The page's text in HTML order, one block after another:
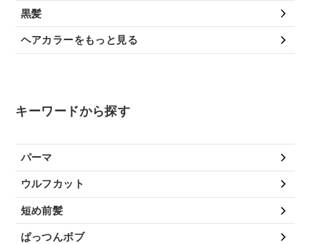
黒髪
ヘアカラーをもっと見る
キーワードから探す
パーマ
ウルフカット
短め前髪
ぱっつんボブ